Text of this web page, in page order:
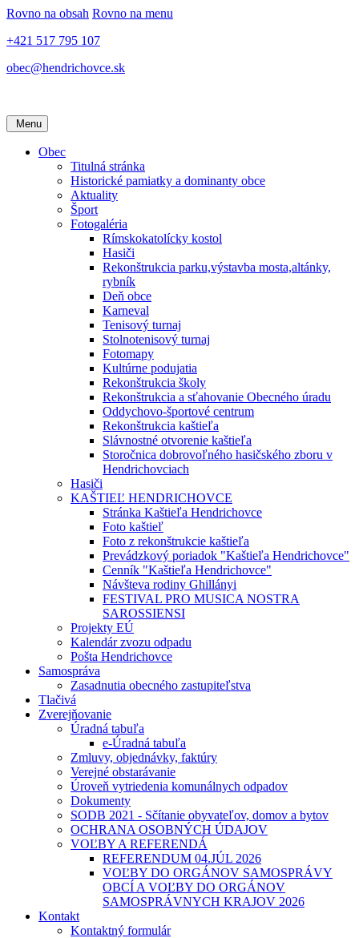
Rovno na obsah Rovno na menu
+421 517 795 107
obec@hendrichovce.sk
Menu
Obec
Titulná stránka
Historické pamiatky a dominanty obce
Aktuality
Šport
Fotogaléria
Rímskokatolícky kostol
Hasiči
Rekonštrukcia parku,výstavba mosta,altánky,
rybník
Deň obce
Karneval
Tenisový turnaj
Stolnotenisový turnaj
Fotomapy
Kultúrne podujatia
Rekonštrukcia školy
Rekonštrukcia a sťahovanie Obecného úradu
Oddychovo-športové centrum
Rekonštrukcia kaštieľa
Slávnostné otvorenie kaštieľa
Storočnica dobrovoľného hasičského zboru v
Hendrichovciach
Hasiči
KAŠTIEĽ HENDRICHOVCE
Stránka Kaštieľa Hendrichovce
Foto kaštieľ
Foto z rekonštrukcie kaštieľa
Prevádzkový poriadok "Kaštieľa Hendrichovce"
Cenník "Kaštieľa Hendrichovce"
Návšteva rodiny Ghillányi
FESTIVAL PRO MUSICA NOSTRA
SAROSSIENSI
Projekty EÚ
Kalendár zvozu odpadu
Pošta Hendrichovce
Samospráva
Zasadnutia obecného zastupiteľstva
Tlačivá
Zverejňovanie
Úradná tabuľa
e-Úradná tabuľa
Zmluvy, objednávky, faktúry
Verejné obstarávanie
Úroveň vytriedenia komunálnych odpadov
Dokumenty
SODB 2021 - Sčítanie obyvateľov, domov a bytov
OCHRANA OSOBNÝCH ÚDAJOV
VOĽBY A REFERENDÁ
REFERENDUM 04.JÚL 2026
VOĽBY DO ORGÁNOV SAMOSPRÁVY
OBCÍ A VOĽBY DO ORGÁNOV
SAMOSPRÁVNYCH KRAJOV 2026
Kontakt
Kontaktný formulár